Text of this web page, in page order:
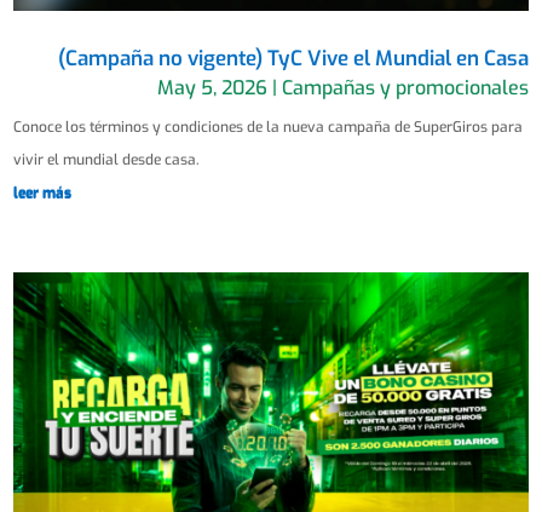
(Campaña no vigente) TyC Vive el Mundial en Casa
May 5, 2026 | Campañas y promocionales
Conoce los términos y condiciones de la nueva campaña de SuperGiros para
vivir el mundial desde casa.
leer más